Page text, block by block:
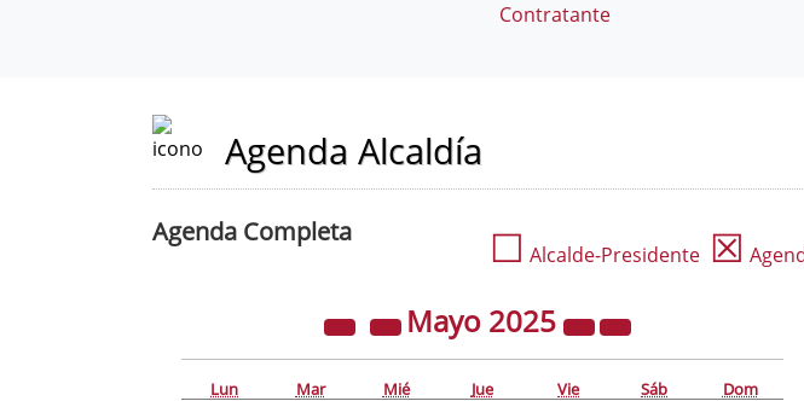
Contratante
Agenda Alcaldía
Agenda Completa ☐ Alcalde-Presidente ☒
Mayo 2025
Lun Mar Mié Jue Vie Sáb Dom